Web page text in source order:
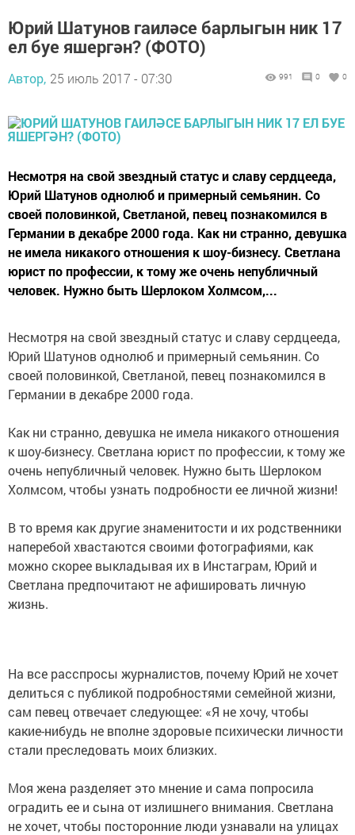
Юрий Шатунов гаиләсе барлыгын ник 17
ел буе яшергән? (ФОТО)
Автор, 25 июль 2017 - 07:30 991 0 0
Несмотря на свой звездный статус и славу сердцееда,
Юрий Шатунов однолюб и примерный семьянин. Со
своей половинкой, Светланой, певец познакомился в
Германии в декабре 2000 года. Как ни странно, девушка
не имела никакого отношения к шоу-бизнесу. Светлана
юрист по профессии, к тому же очень непубличный
человек. Нужно быть Шерлоком Холмсом,...
Несмотря на свой звездный статус и славу сердцееда,
Юрий Шатунов однолюб и примерный семьянин. Со
своей половинкой, Светланой, певец познакомился в
Германии в декабре 2000 года.
Как ни странно, девушка не имела никакого отношения
к шоу-бизнесу. Светлана юрист по профессии, к тому же
очень непубличный человек. Нужно быть Шерлоком
Холмсом, чтобы узнать подробности ее личной жизни!
В то время как другие знаменитости и их родственники
наперебой хвастаются своими фотографиями, как
можно скорее выкладывая их в Инстаграм, Юрий и
Светлана предпочитают не афишировать личную
жизнь.
На все расспросы журналистов, почему Юрий не хочет
делиться с публикой подробностями семейной жизни,
сам певец отвечает следующее: «Я не хочу, чтобы
какие-нибудь не вполне здоровые психически личности
стали преследовать моих близких.
Моя жена разделяет это мнение и сама попросила
оградить ее и сына от излишнего внимания. Светлана
не хочет, чтобы посторонние люди узнавали на улицах